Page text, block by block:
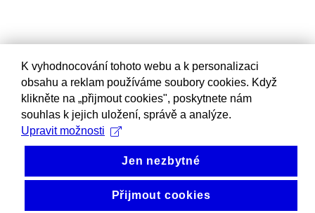
K vyhodnocování tohoto webu a k personalizaci
obsahu a reklam používáme soubory cookies. Když
klikněte na „přijmout cookies", poskytnete nám
souhlas k jejich uložení, správě a analýze.
Upravit možnosti
Jen nezbytné
Přijmout cookies